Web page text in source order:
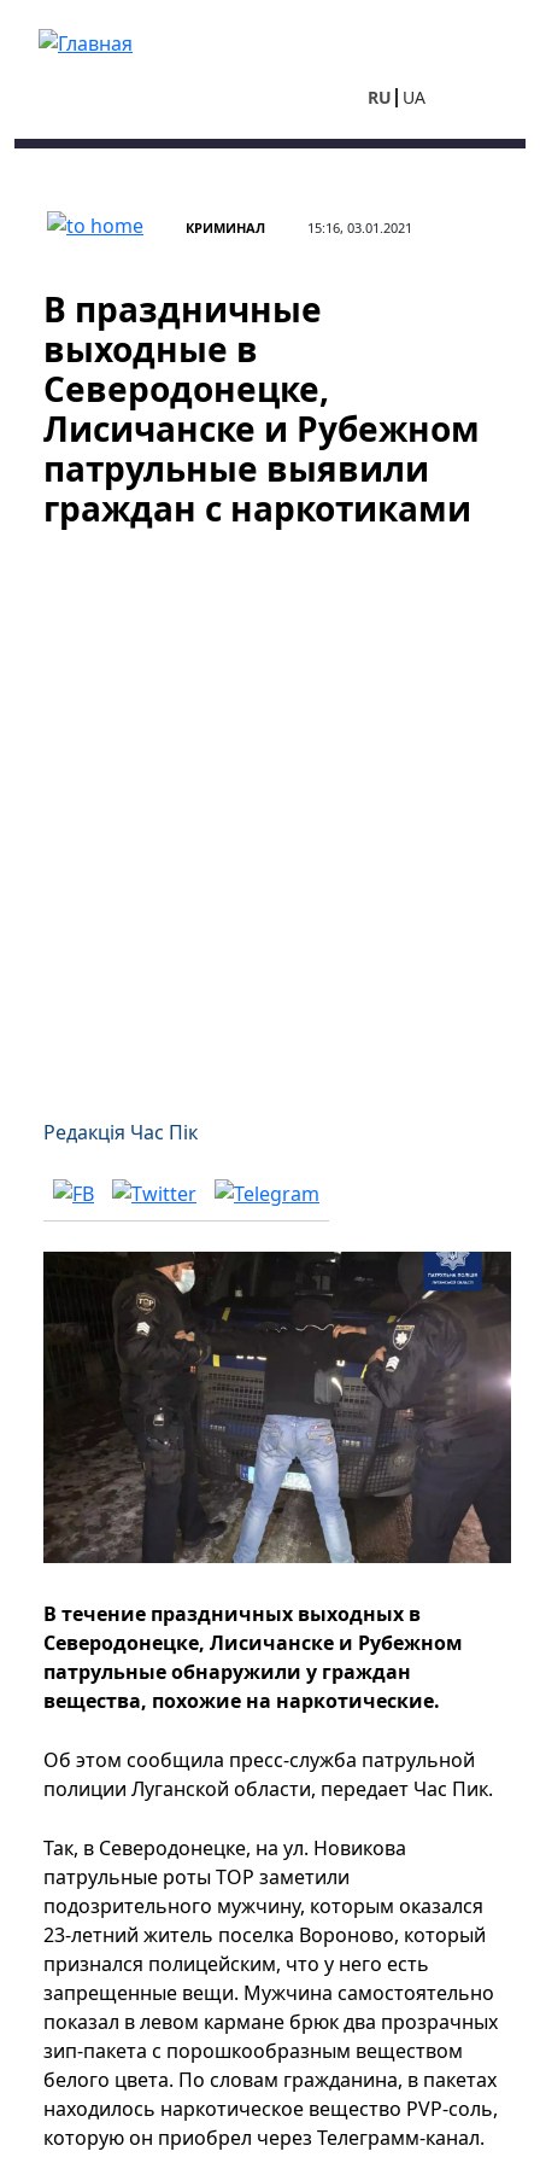
RU UA
КРИМИНАЛ 15:16, 03.01.2021
В праздничные
выходные в
Северодонецке,
Лисичанске и Рубежном
патрульные выявили
граждан с наркотиками
Редакція Час Пік
В течение праздничных выходных в
Северодонецке, Лисичанске и Рубежном
патрульные обнаружили у граждан
вещества, похожие на наркотические.
Об этом сообщила пресс-служба патрульной
полиции Луганской области, передает Час Пик.
Так, в Северодонецке, на ул. Новикова
патрульные роты ТОР заметили
подозрительного мужчину, которым оказался
23-летний житель поселка Вороново, который
признался полицейским, что у него есть
запрещенные вещи. Мужчина самостоятельно
показал в левом кармане брюк два прозрачных
зип-пакета с порошкообразным веществом
белого цвета. По словам гражданина, в пакетах
находилось наркотическое вещество PVP-соль,
которую он приобрел через Телеграмм-канал.